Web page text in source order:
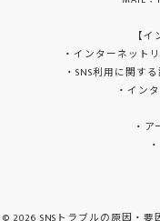
【
・インターネット
・SNS利用に関す
・イン
・